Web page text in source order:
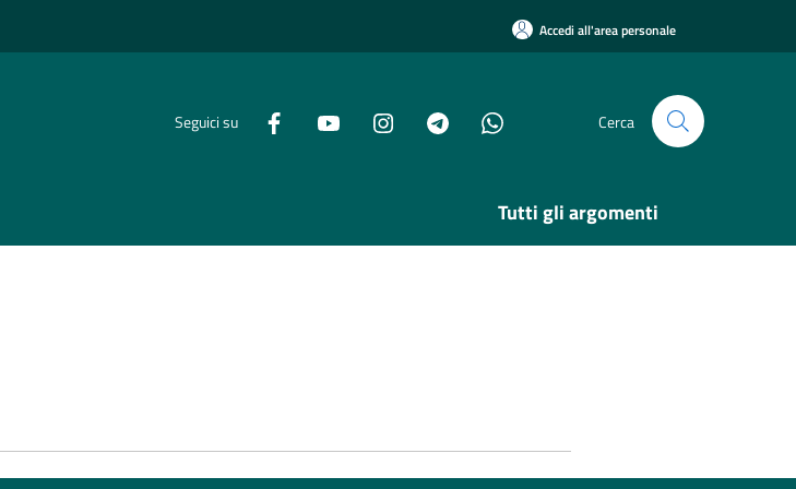
Accedi all'area personale
Seguici su Cerca
Tutti gli argomenti